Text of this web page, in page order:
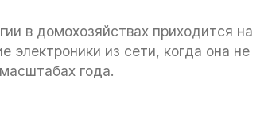
в домохозяйствах приходится на
из сети, когда она не
года.